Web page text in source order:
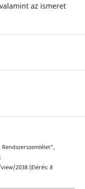
az ismeret
2038 (Elérés: 8